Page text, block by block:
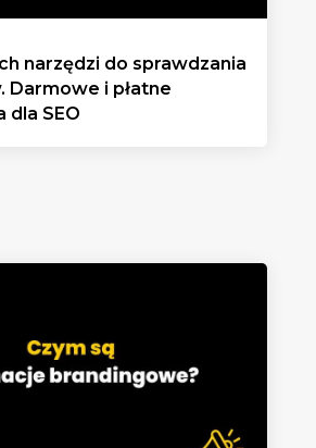
narzędzi do sprawdzania
Darmowe i płatne
dla SEO